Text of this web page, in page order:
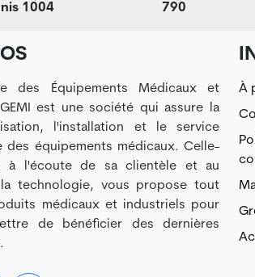
1004
790
des Équipements Médicaux et
est une société qui assure la
l'installation et le service
des équipements médicaux. Celle-
à l'écoute de sa clientèle et au
technologie, vous propose tout
médicaux et industriels pour
de bénéficier des dernières
À